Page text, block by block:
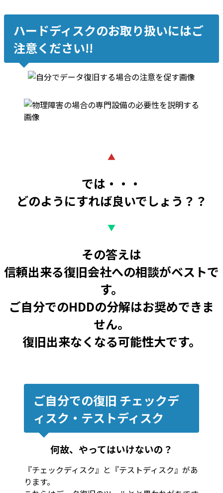
ハードディスクのお取り扱いにはご
注意ください!!
▲
では・・・
どのようにすれば良いでしょう？？
▼
その答えは
信頼出来る復旧会社への相談がベストで
す。
ご自分でのHDDの分解はお奨めできま
せん。
復旧出来なくなる可能性大です。
ご自分での復旧 チェックデ
ィスク・テストディスク
何故、やってはいけないの？
『チェックディスク』と『テストディスク』があ
ります。